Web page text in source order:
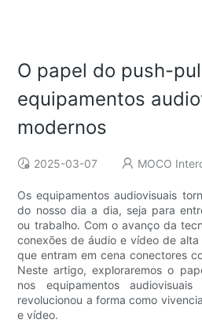
O papel do push-
equipamentos
modernos
2025-03-07 MOCO
Os equipamentos audiovisuais
do nosso dia a dia, seja para
ou trabalho. Com o avanço da
conexões de áudio e vídeo de
que entram em cena conectores
Neste artigo, exploraremos o
nos equipamentos
revolucionou a forma como
e vídeo.